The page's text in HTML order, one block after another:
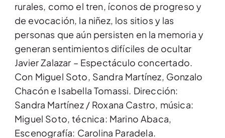
rurales, como el tren, íconos de progreso y
de evocación, la niñez, los sitios y las
personas que aún persisten en la memoria y
generan sentimientos difíciles de ocultar
Javier Zalazar – Espectáculo concertado.
Con Miguel Soto, Sandra Martínez, Gonzalo
Chacón e Isabella Tomassi. Dirección:
Sandra Martínez / Roxana Castro, música:
Miguel Soto, técnica: Marino Abaca,
Escenografía: Carolina Paradela.